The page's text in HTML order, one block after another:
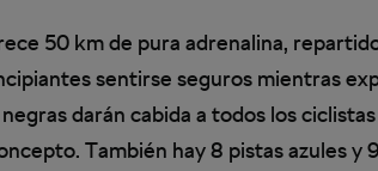
50 km de pura adrenalina,
sentirse seguros mientras
darán cabida a todos los
También hay 8 pistas azules y